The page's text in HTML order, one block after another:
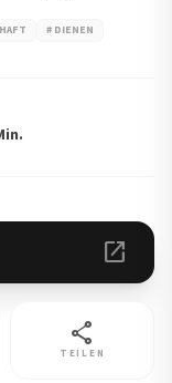
# DIENEN
open_in_new
share
TEILEN